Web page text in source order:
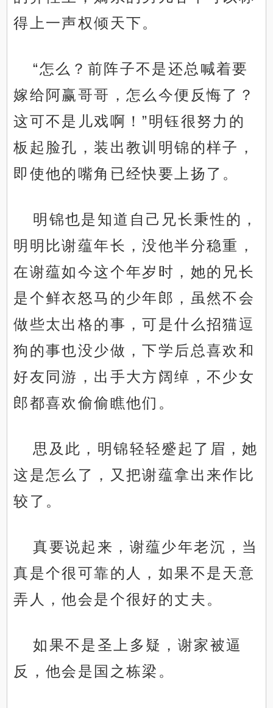
得上一声权倾天下。
“怎么？前阵子不是还总喊着要
嫁给阿赢哥哥，怎么今便反悔了？
这可不是儿戏啊！”明钰很努力的
板起脸孔，装出教训明锦的样子，
即使他的嘴角已经快要上扬了。
明锦也是知道自己兄长秉性的，
明明比谢蕴年长，没他半分稳重，
在谢蕴如今这个年岁时，她的兄长
是个鲜衣怒马的少年郎，虽然不会
做些太出格的事，可是什么招猫逗
狗的事也没少做，下学后总喜欢和
好友同游，出手大方阔绰，不少女
郎都喜欢偷偷瞧他们。
思及此，明锦轻轻蹙起了眉，她
这是怎么了，又把谢蕴拿出来作比
较了。
真要说起来，谢蕴少年老沉，当
真是个很可靠的人，如果不是天意
弄人，他会是个很好的丈夫。
如果不是圣上多疑，谢家被逼
反，他会是国之栋梁。